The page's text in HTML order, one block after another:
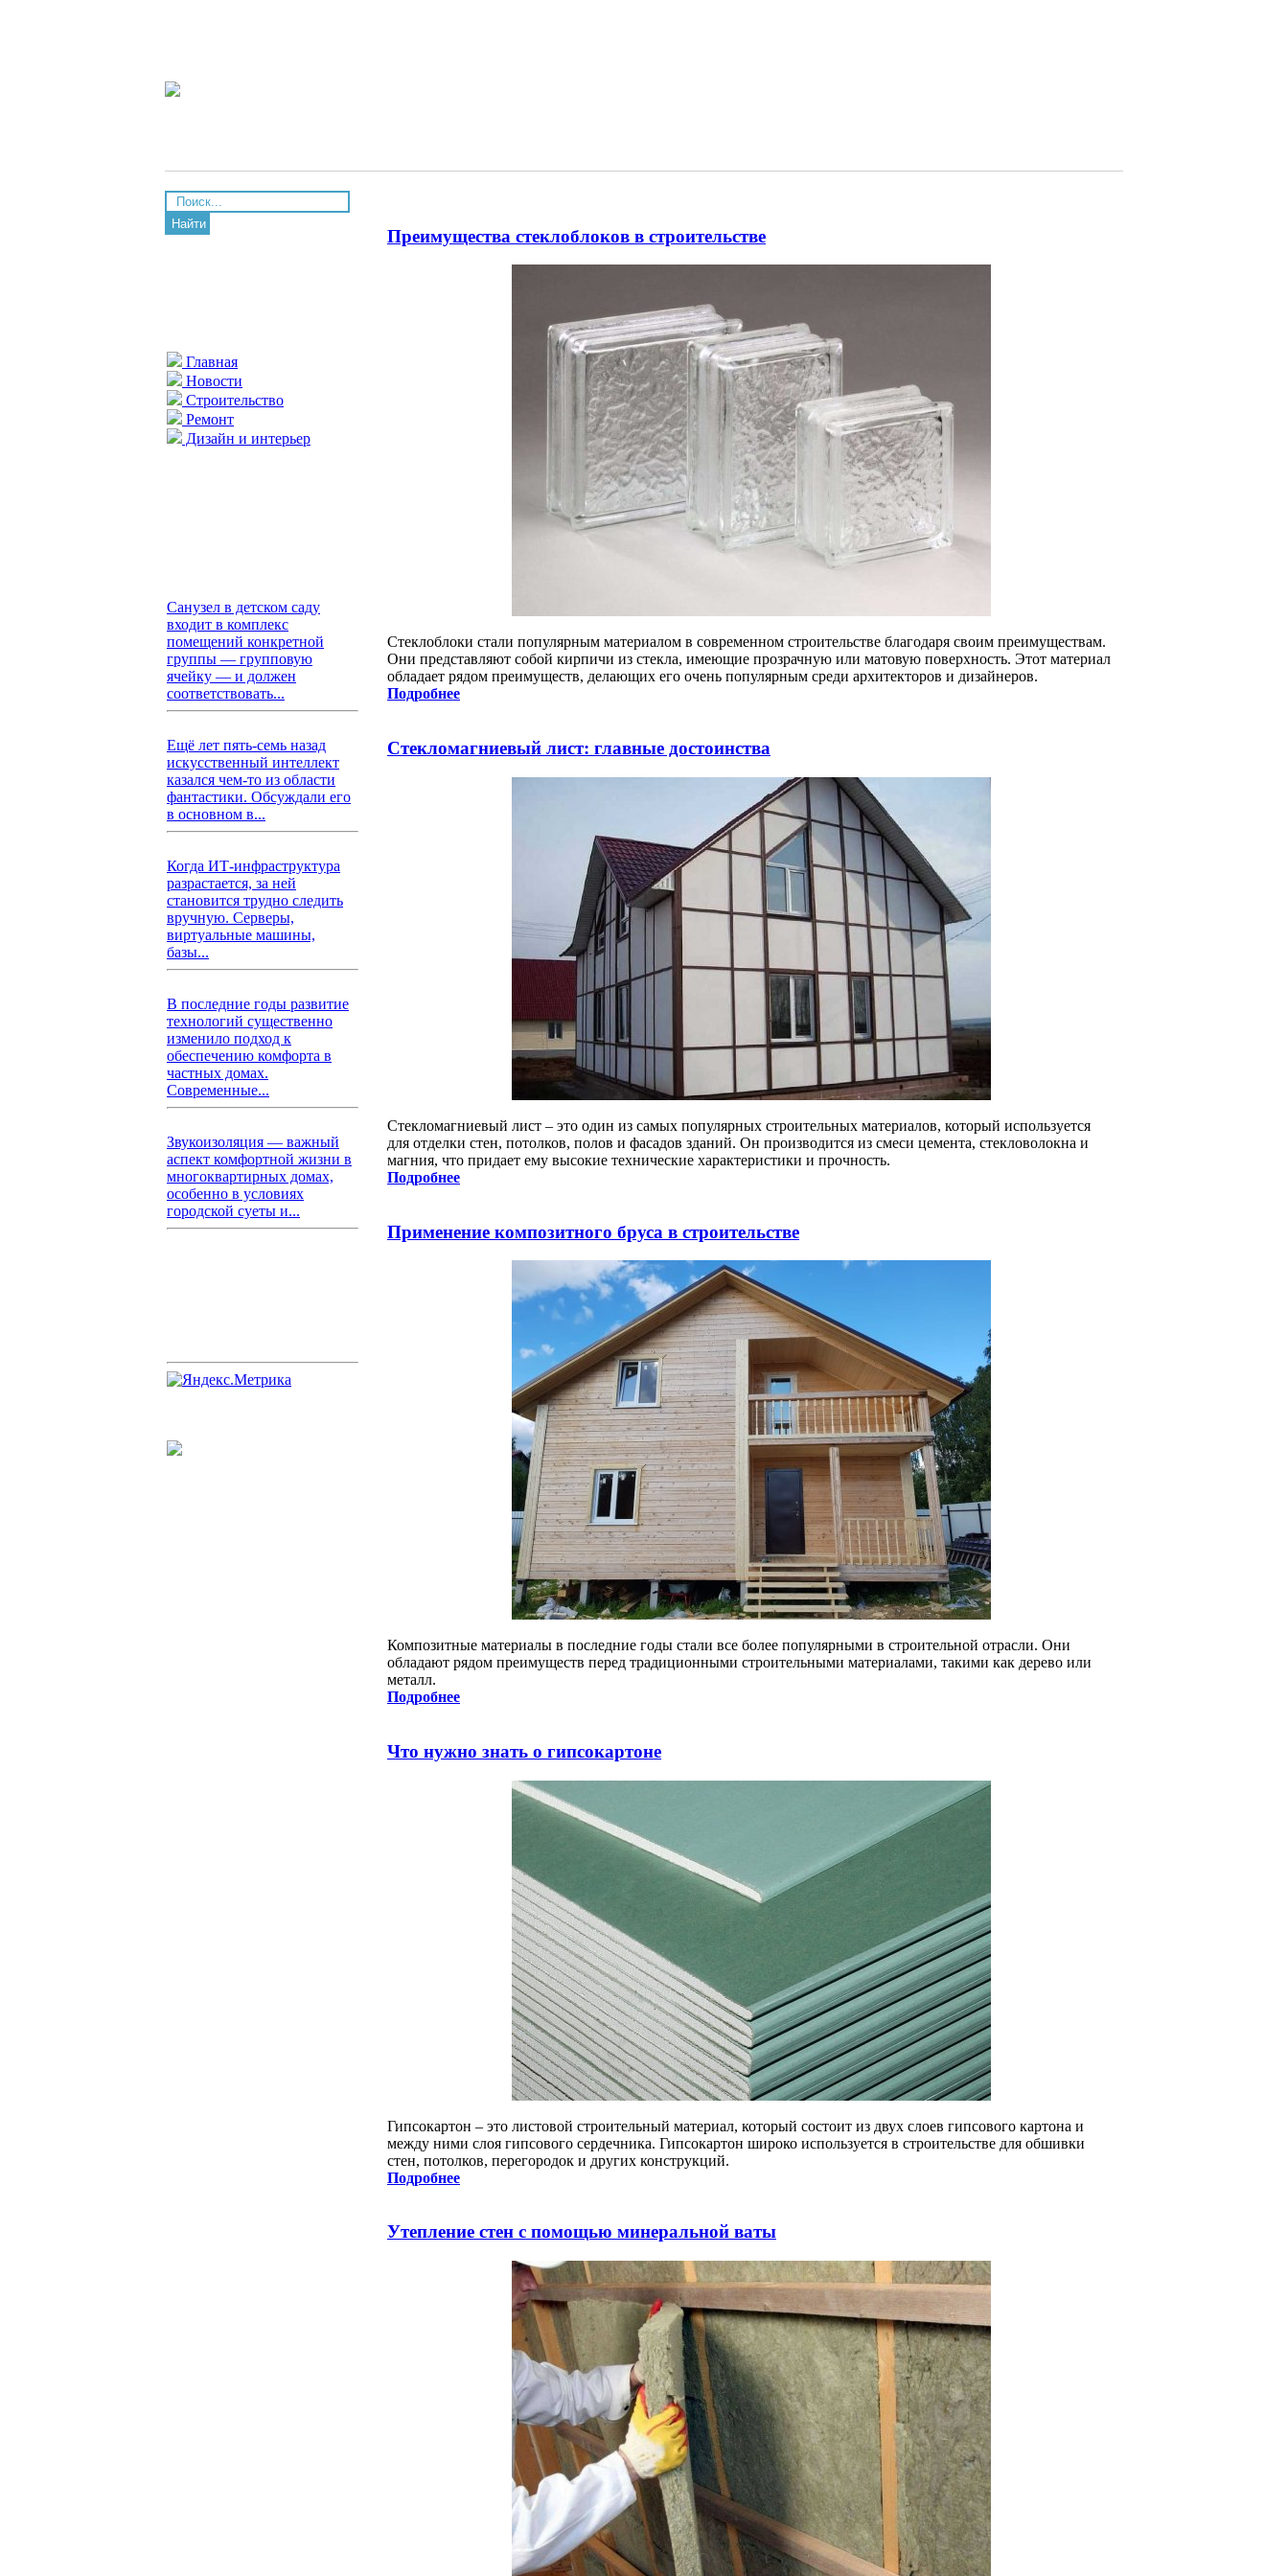
Найти
Главная
Новости
Строительство
Ремонт
Дизайн и интерьер
Санузел в детском саду
входит в комплекс
помещений конкретной
группы — групповую
ячейку — и должен
соответствовать...
Ещё лет пять-семь назад
искусственный интеллект
казался чем-то из области
фантастики. Обсуждали его
в основном в...
Когда ИТ-инфраструктура
разрастается, за ней
становится трудно следить
вручную. Серверы,
виртуальные машины,
базы...
В последние годы развитие
технологий существенно
изменило подход к
обеспечению комфорта в
частных домах.
Современные...
Звукоизоляция — важный
аспект комфортной жизни в
многоквартирных домах,
особенно в условиях
городской суеты и...
Преимущества стеклоблоков в строительстве
Стеклоблоки стали популярным материалом в современном строительстве благодаря своим преимуществам.
Они представляют собой кирпичи из стекла, имеющие прозрачную или матовую поверхность. Этот материал
обладает рядом преимуществ, делающих его очень популярным среди архитекторов и дизайнеров.
Подробнее
Стекломагниевый лист: главные достоинства
Стекломагниевый лист – это один из самых популярных строительных материалов, который используется
для отделки стен, потолков, полов и фасадов зданий. Он производится из смеси цемента, стекловолокна и
магния, что придает ему высокие технические характеристики и прочность.
Подробнее
Применение композитного бруса в строительстве
Композитные материалы в последние годы стали все более популярными в строительной отрасли. Они
обладают рядом преимуществ перед традиционными строительными материалами, такими как дерево или
металл.
Подробнее
Что нужно знать о гипсокартоне
Гипсокартон – это листовой строительный материал, который состоит из двух слоев гипсового картона и
между ними слоя гипсового сердечника. Гипсокартон широко используется в строительстве для обшивки
стен, потолков, перегородок и других конструкций.
Подробнее
Утепление стен с помощью минеральной ваты